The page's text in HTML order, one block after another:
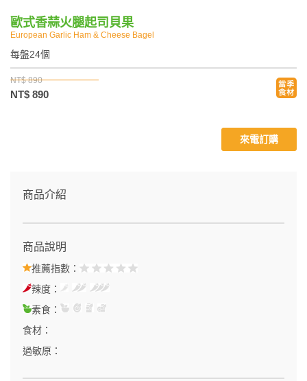
歐式香蒜火腿起司貝果
European Garlic Ham & Cheese Bagel
每盤24個
NT$ 890
NT$ 890
商品介紹
商品說明
推薦指數：
辣度：
素食：
食材：
過敏原：
來電訂購